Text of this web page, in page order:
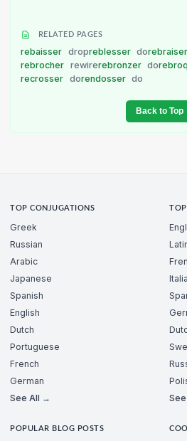
RELATED PAGES
rebaisser dropreblesser dorebraiser
rebrocher rewirerebronzer do
recrosser dorendosser do
Back to Top
TOP CONJUGATIONS
Greek
Russian
Arabic
Japanese
Spanish
English
Dutch
Portuguese
French
German
See All →
POPULAR BLOG POSTS